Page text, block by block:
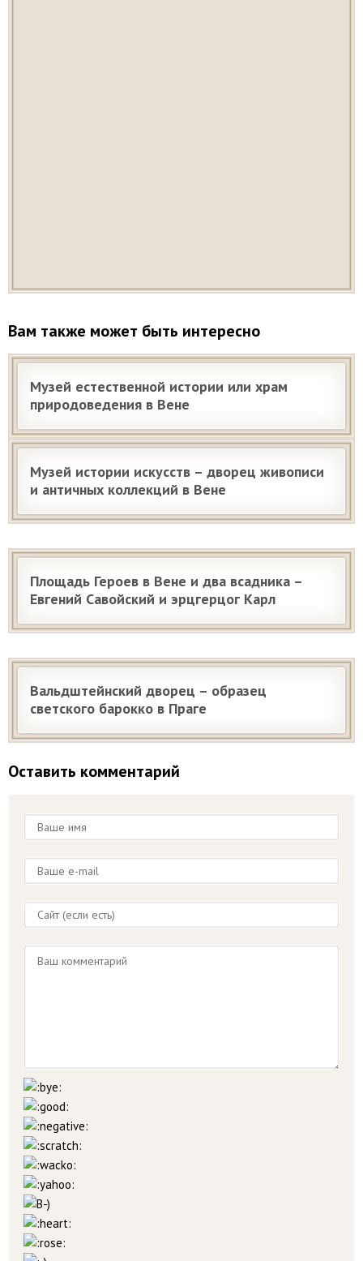
Вам также может быть интересно
Музей естественной истории или храм
природоведения в Вене
Музей истории искусств – дворец живописи
и античных коллекций в Вене
Площадь Героев в Вене и два всадника –
Евгений Савойский и эрцгерцог Карл
Вальдштейнский дворец – образец
светского барокко в Праге
Оставить комментарий